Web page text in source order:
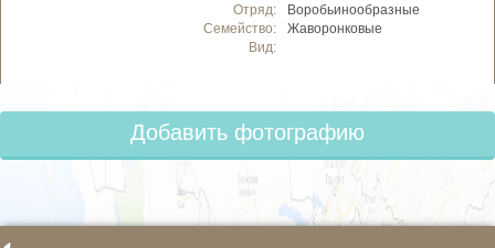
Отряд:
Воробьинообразные
Семейство:
Жаворонковые
Вид:
Добавить фотографию